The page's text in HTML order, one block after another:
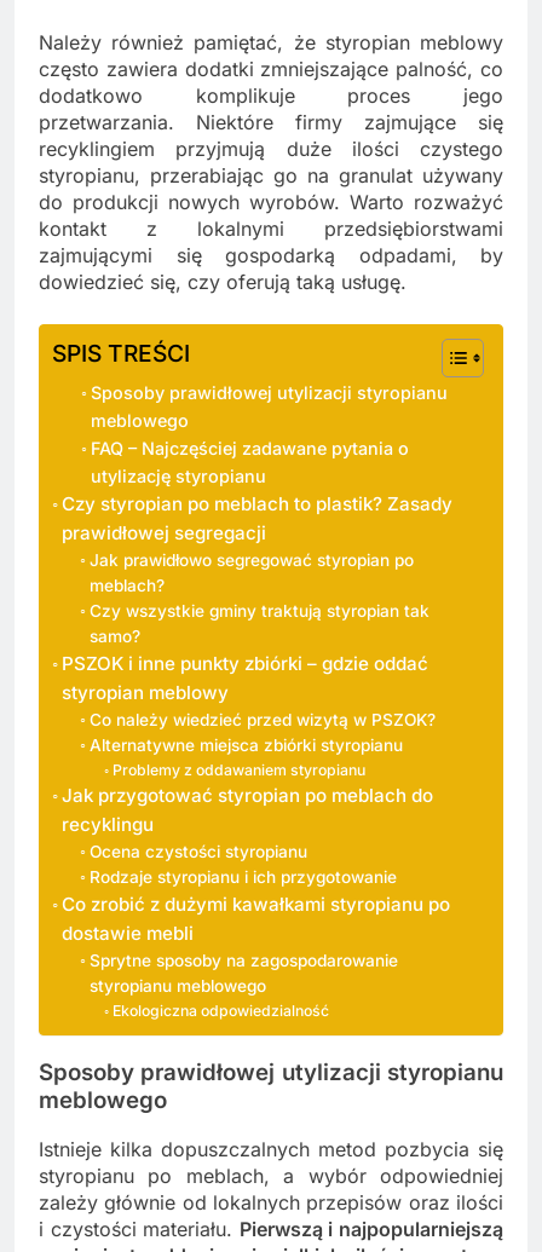
Należy również pamiętać, że styropian meblowy
często zawiera dodatki zmniejszające palność, co
dodatkowo komplikuje proces jego
przetwarzania. Niektóre firmy zajmujące się
recyklingiem przyjmują duże ilości czystego
styropianu, przerabiając go na granulat używany
do produkcji nowych wyrobów. Warto rozważyć
kontakt z lokalnymi przedsiębiorstwami
zajmującymi się gospodarką odpadami, by
dowiedzieć się, czy oferują taką usługę.
SPIS TREŚCI
Sposoby prawidłowej utylizacji styropianu
meblowego
FAQ – Najczęściej zadawane pytania o
utylizację styropianu
Czy styropian po meblach to plastik? Zasady
prawidłowej segregacji
Jak prawidłowo segregować styropian po
meblach?
Czy wszystkie gminy traktują styropian tak
samo?
PSZOK i inne punkty zbiórki – gdzie oddać
styropian meblowy
Co należy wiedzieć przed wizytą w PSZOK?
Alternatywne miejsca zbiórki styropianu
Problemy z oddawaniem styropianu
Jak przygotować styropian po meblach do
recyklingu
Ocena czystości styropianu
Rodzaje styropianu i ich przygotowanie
Co zrobić z dużymi kawałkami styropianu po
dostawie mebli
Sprytne sposoby na zagospodarowanie
styropianu meblowego
Ekologiczna odpowiedzialność
Sposoby prawidłowej utylizacji styropianu
meblowego
Istnieje kilka dopuszczalnych metod pozbycia się
styropianu po meblach, a wybór odpowiedniej
zależy głównie od lokalnych przepisów oraz ilości
i czystości materiału. Pierwszą i najpopularniejszą